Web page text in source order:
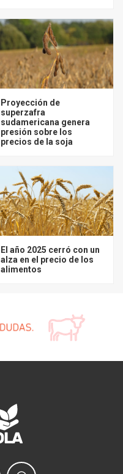
Proyección de
superzafra
sudamericana genera
presión sobre los
precios de la soja
El año 2025 cerró con un
alza en el precio de los
alimentos